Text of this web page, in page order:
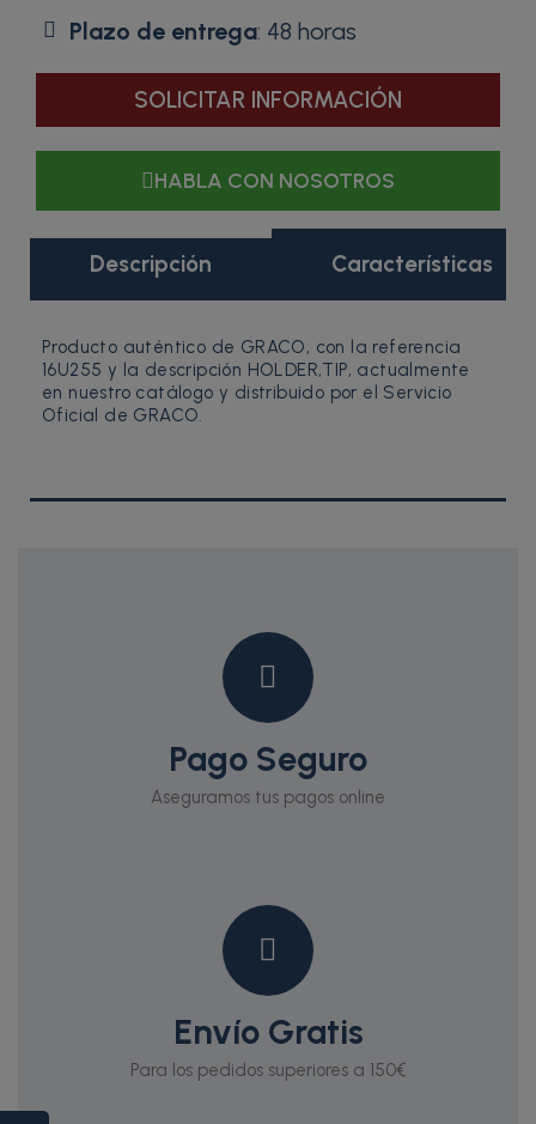
Plazo de entrega: 48 horas
SOLICITAR INFORMACIÓN
HABLA CON NOSOTROS
Descripción Características
Producto auténtico de GRACO, con la referencia
16U255 y la descripción HOLDER,TIP, actualmente
en nuestro catálogo y distribuido por el Servicio
Oficial de GRACO.
Pago Seguro
Aseguramos tus pagos online
Envío Gratis
Para los pedidos superiores a 150€